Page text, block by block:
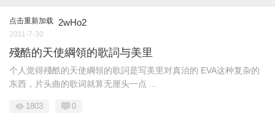
点击重新加载 2wHo2
2011-7-30
殘酷的天使綱領的歌詞与美里
个人觉得殘酷的天使綱領的歌詞是写美里对真治的 EVA这种复杂的
东西，片头曲的歌词就算无厘头一点 ...
1803 0